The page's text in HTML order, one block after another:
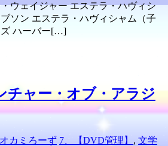
ウェイジャー エステラ・ハヴィシ
ソン エステラ・ハヴィシャム（子
ズ ハーバー[…]
チャー・オブ・アラジ
カミろーず 7、【DVD管理】 , 文学